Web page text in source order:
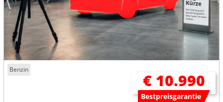
Benzin
€ 10.990
Bestpreisgarantie